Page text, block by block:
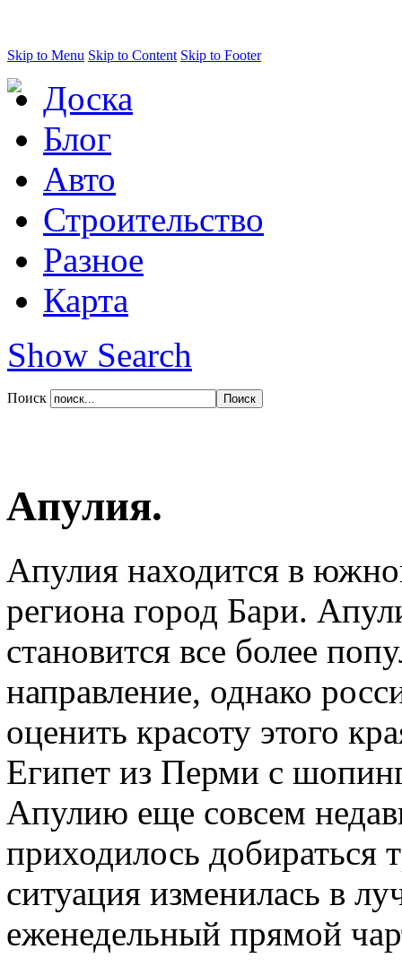
Skip to Menu Skip to Content Skip to Footer
Доска
Блог
Авто
Строительство
Разное
Карта
Show Search
Поиск
Апулия.
Апулия находится в
региона город Бари.
становится все более
направление, однако
оценить красоту этого
Египет из Перми с
Апулию еще совсем
приходилось добираться
ситуация изменилась в
еженедельный прямой